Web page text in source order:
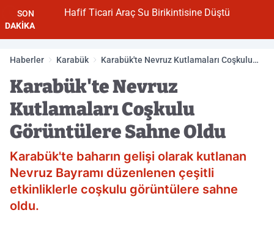
SON
DAKİKA
Hafif Ticari Araç Su Birikintisine Düştü
Haberler Karabük
Karabük'te Nevruz Kutlamaları Coşkulu
Karabük'te Nevruz
Kutlamaları Coşkulu
Görüntülere Sahne Oldu
Karabük'te baharın gelişi olarak kutlanan
Nevruz Bayramı düzenlenen çeşitli
etkinliklerle coşkulu görüntülere sahne
oldu.